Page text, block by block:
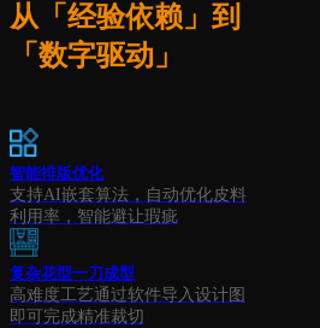
从「经验依赖」到
「数字驱动」
智能排版优化
支持AI嵌套算法，自动优化皮料
利用率，智能避让瑕疵
复杂花型一刀成型
高难度工艺通过软件导入设计图
即可完成精准裁切